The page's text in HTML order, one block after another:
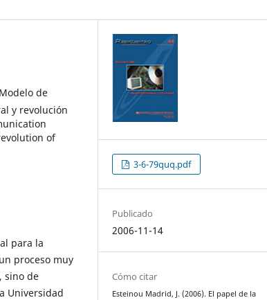
de
y revolución
of
para la
proceso muy
sino de
Universidad
3-6-79quq.pdf
Publicado
2006-11-14
Cómo citar
Esteinou Madrid, J. (2006). El papel de la